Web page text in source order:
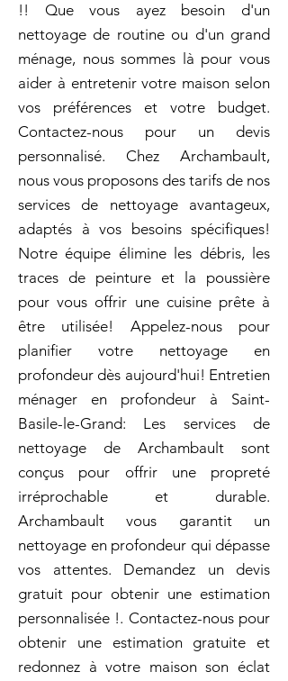
!! Que vous ayez besoin d'un
nettoyage de routine ou d'un grand
ménage, nous sommes là pour vous
aider à entretenir votre maison selon
vos préférences et votre budget.
Contactez-nous pour un devis
personnalisé. Chez Archambault,
nous vous proposons des tarifs de nos
services de nettoyage avantageux,
adaptés à vos besoins spécifiques!
Notre équipe élimine les débris, les
traces de peinture et la poussière
pour vous offrir une cuisine prête à
être utilisée! Appelez-nous pour
planifier votre nettoyage en
profondeur dès aujourd'hui! Entretien
ménager en profondeur à Saint-
Basile-le-Grand: Les services de
nettoyage de Archambault sont
conçus pour offrir une propreté
irréprochable et durable.
Archambault vous garantit un
nettoyage en profondeur qui dépasse
vos attentes. Demandez un devis
gratuit pour obtenir une estimation
personnalisée !. Contactez-nous pour
obtenir une estimation gratuite et
redonnez à votre maison son éclat